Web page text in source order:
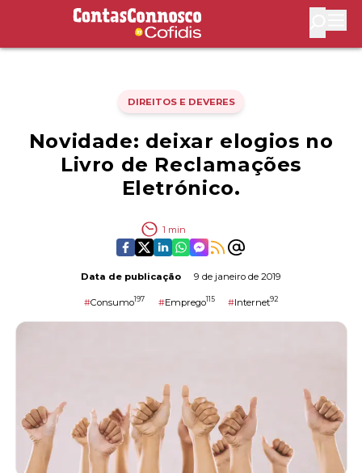
Contas Connosco by Cofidis
DIREITOS E DEVERES
Novidade: deixar elogios no
Livro de Reclamações
Eletrónico.
1 min
Data de publicação 9 de janeiro de 2019
#Consumo197 #Emprego115 #Internet92